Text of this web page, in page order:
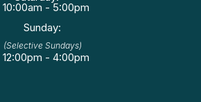
10:00am - 5:00pm
Sunday:
(Selective Sundays)
12:00pm - 4:00pm